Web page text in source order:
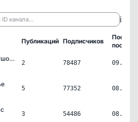
канала… ℹ️
Публикаций Подписчиков
пост
Открыточки с душой ✨
2 78487
5 77352
3 54486